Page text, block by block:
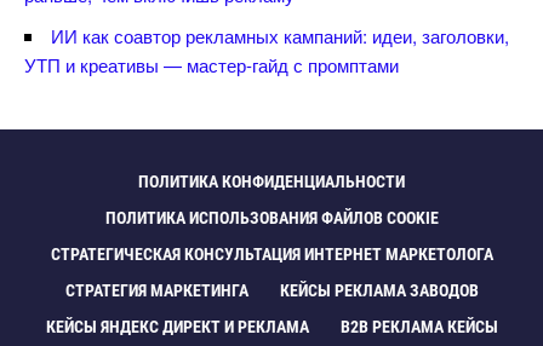
ИИ как соавтор рекламных кампаний: идеи, заголовки,
УТП и креативы — мастер-гайд с промптами
ПОЛИТИКА КОНФИДЕНЦИАЛЬНОСТИ
ПОЛИТИКА ИСПОЛЬЗОВАНИЯ ФАЙЛОВ COOKIE
СТРАТЕГИЧЕСКАЯ КОНСУЛЬТАЦИЯ ИНТЕРНЕТ МАРКЕТОЛОГА
СТРАТЕГИЯ МАРКЕТИНГА
КЕЙСЫ РЕКЛАМА ЗАВОДО
КЕЙСЫ ЯНДЕКС ДИРЕКТ И РЕКЛАМА
B2B РЕКЛАМА КЕЙСЫ